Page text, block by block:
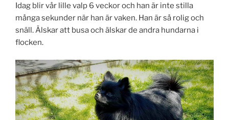
Idag blir vår lille valp 6 veckor och han är inte stilla
många sekunder när han är vaken. Han är så rolig och
snäll. Älskar att busa och älskar de andra hundarna i
flocken.